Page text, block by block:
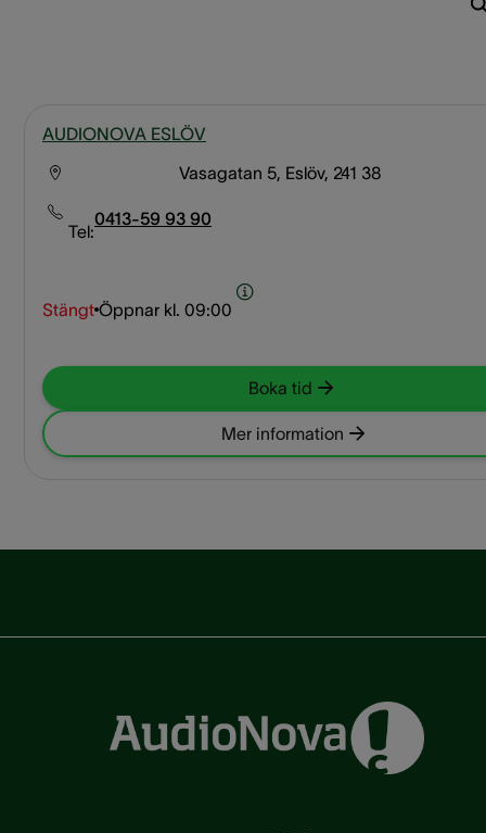
AUDIONOVA ESLÖV
Vasagatan 5, Eslöv, 241 38
Tel:
0413-59 93 90
Stängt Öppnar kl. 09:00
Boka tid
Mer information